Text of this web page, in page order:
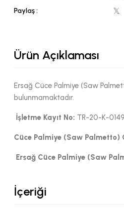
Paylaş :
Ürün Açıklaması
Ersağ Cüce Palmiye (Saw
bulunmamaktadır.
İşletme Kayıt No: TR-20-K-
Cüce Palmiye (Saw Palmetto)
Ersağ Cüce Palmiye (Saw
İçeriği